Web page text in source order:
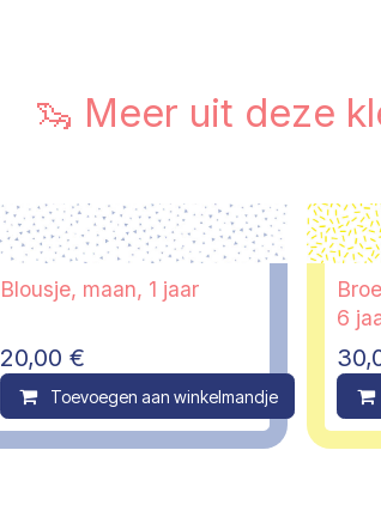
🦦 Meer uit deze
Compare
Blousje, maan, 1 jaar
20,00 €
Toevoegen aan winkelmandje
6